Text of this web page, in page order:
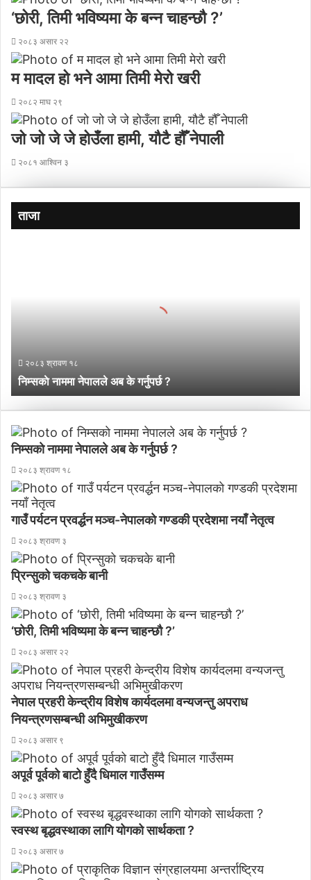
‘छोरी, तिमी भविष्यमा के बन्न चाहन्छौ ?’
२०८३ असार २२
म मादल हो भने आमा तिमी मेरो खरी
२०८२ माघ २९
जो जो जे जे होउँला हामी, यौटै हौँ नेपाली
२०८१ आश्विन ३
ताजा
पा
ल
ले
के
ग
र्नु
प
र्छ
?
२०८३ श्रावण १८
निम्सकाे नाममा नेपालले अब के गर्नुपर्छ ?
निम्सकाे नाममा नेपालले अब के गर्नुपर्छ ?
२०८३ श्रावण १८
गाउँ पर्यटन प्रवर्द्धन मञ्च-नेपालकाे गण्डकी प्रदेशमा नयाँ नेतृत्व
२०८३ श्रावण ३
प्रिन्सुको चकचके बानी
२०८३ श्रावण ३
‘छोरी, तिमी भविष्यमा के बन्न चाहन्छौ ?’
२०८३ असार २२
नेपाल प्रहरी केन्द्रीय विशेष कार्यदलमा वन्यजन्तु अपराध
नियन्त्रणसम्बन्धी अभिमुखीकरण
२०८३ असार ९
अपूर्व पूर्वको बाटो हुँदै धिमाल गाउँसम्म
२०८३ असार ७
स्वस्थ बृद्धवस्थाका लागि योगको सार्थकता ?
२०८३ असार ७